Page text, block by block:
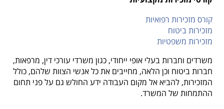
קורס מזכירות רפואיות
מזכירות ביטוח
מזכירות משפטיות
משרדים וחברות בעלי אופי ייחודי, כגון משרדי עורכי דין, מרפאות,
חברות ביטוח וכן הלאה, מחייבים את כל אנשי הצוות שלהם, כולל
המזכירות, להביא אל מקום העבודה ידע החולש גם על פני תחום
ההתמחות של המשרד.